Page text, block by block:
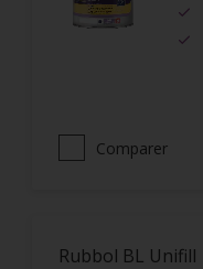
Comparer
Rubbol BL Unifill